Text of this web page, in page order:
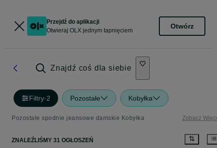
Przejdź do aplikacji
Otwieraj OLX jednym tapnięciem
Otwórz
Znajdź coś dla siebie
Filtry·2 Pozostałe Kobyłka
Pozostałe spodnie jeansowe damskie Kobyłka Zobacz
ZNALEŹLIŚMY 31 OGŁOSZEŃ